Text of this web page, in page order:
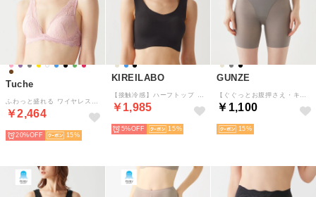
Tuche
￥2,464
20% 15
KIREILABO
￥1,985
5% 15
GUNZE
￥1,100
15